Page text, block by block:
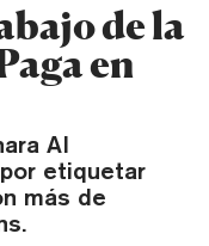
de la
en
AI
etiquetar
más de